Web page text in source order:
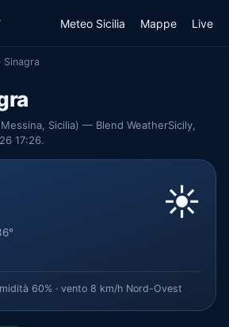
Meteo Sicilia Mappe Live
Sinagra
Sicilia) — Blend WeatherSicily,
17:26.
☀️
60% · vento 8 km/h Nord-Ovest